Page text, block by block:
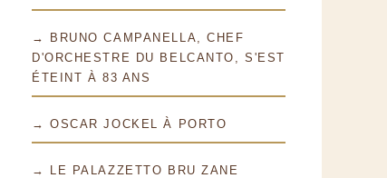
→ BRUNO CAMPANELLA, CHEF
D'ORCHESTRE DU BELCANTO, S'EST
ÉTEINT À 83 ANS
→ OSCAR JOCKEL À PORTO
→ LE PALAZZETTO BRU ZANE